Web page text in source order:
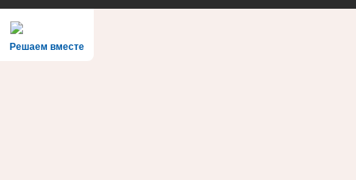
Решаем вместе